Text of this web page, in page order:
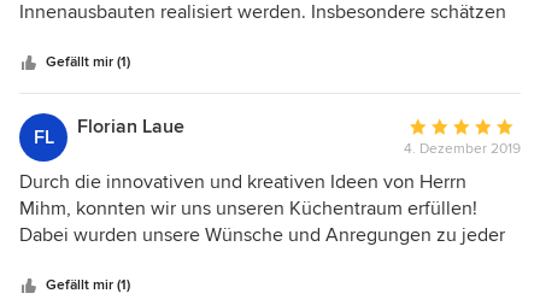
5
Innenausbauten realisiert werden. Insbesondere schätzen
außergewöhnliche Qualität der Ausführung und die
Termintreue. Wir können die Schreinerei Mihm
uneingeschränkt empfehlen!
Gefällt mir (1)
FL Florian Laue
Bewertung:
5
von
5
4. Dezember 2019
Durch die innovativen und kreativen Ideen von Herrn
Mihm, konnten wir uns unseren Küchentraum erfüllen!
Dabei wurden unsere Wünsche und Anregungen zu jeder
Präsentation unserer Küche hat uns begeistert und
Gefällt mir (1)